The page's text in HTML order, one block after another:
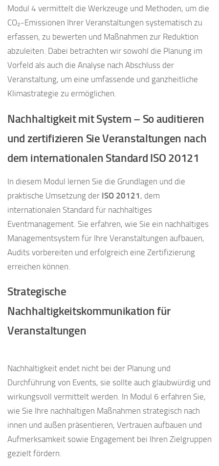
Modul 4 vermittelt die Werkzeuge und Methoden, um die
CO₂-Emissionen Ihrer Veranstaltungen systematisch zu
erfassen, zu bewerten und Maßnahmen zur Reduktion
abzuleiten. Dabei betrachten wir sowohl die Planung im
Vorfeld als auch die Analyse nach Abschluss der
Veranstaltung, um eine umfassende und ganzheitliche
Klimastrategie zu ermöglichen.
Nachhaltigkeit mit System – So auditieren
und zertifizieren Sie Veranstaltungen nach
dem internationalen Standard ISO 20121
In diesem Modul lernen Sie die Grundlagen und die
praktische Umsetzung der ISO 20121 , dem
internationalen Standard für nachhaltiges
Eventmanagement. Sie erfahren, wie Sie ein nachhaltiges
Managementsystem für Ihre Veranstaltungen aufbauen,
Audits vorbereiten und erfolgreich eine Zertifizierung
erreichen können.
Strategische
Nachhaltigkeitskommunikation für
Veranstaltungen
Nachhaltigkeit endet nicht bei der Planung und
Durchführung von Events, sie sollte auch glaubwürdig und
wirkungsvoll vermittelt werden. In Modul 6 erfahren Sie,
wie Sie Ihre nachhaltigen Maßnahmen strategisch nach
innen und außen präsentieren, Vertrauen aufbauen und
Aufmerksamkeit sowie Engagement bei Ihren Zielgruppen
gezielt fördern.